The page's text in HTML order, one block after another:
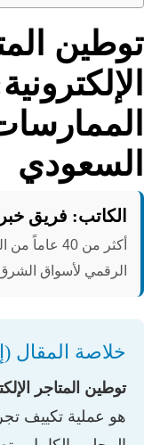
توطين
السعودي
الكاتب: فريق
أكثر من 40
الرقمي لأسواق
خلاصة المقال
توطين المتاجر
هو عملية تكييف